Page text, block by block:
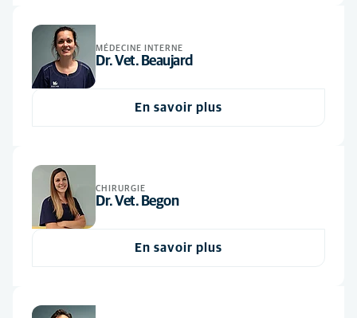
Dermatologie
Imagerie médicale
Médecine générale
Oncologie
Ophtalmologie
Soins d'urgence
MÉDECINE INTERNE
Dr. Vet. Beaujard
En savoir plus
CHIRURGIE
Dr. Vet. Begon
En savoir plus